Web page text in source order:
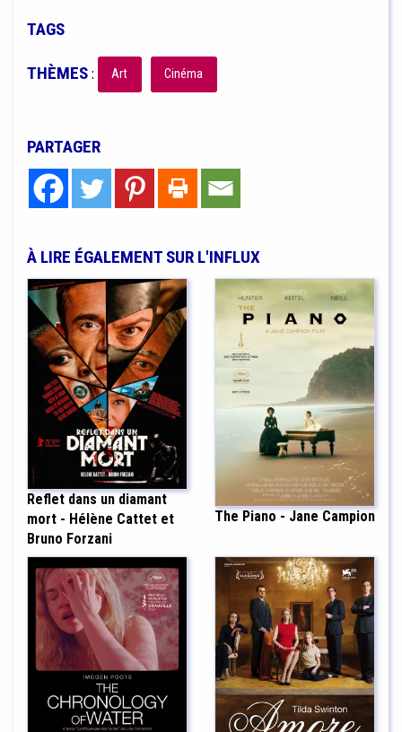
TAGS
THÈMES: Art Cinéma
PARTAGER
À LIRE ÉGALEMENT SUR L'INFLUX
Reflet dans un diamant
mort - Hélène Cattet et
Bruno Forzani
The Piano - Jane Campion